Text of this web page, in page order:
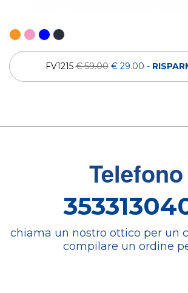
FV1215€ 59.00 € 29.00 -
Telefono
chiama un nostro ottico per un
compilare un ordine